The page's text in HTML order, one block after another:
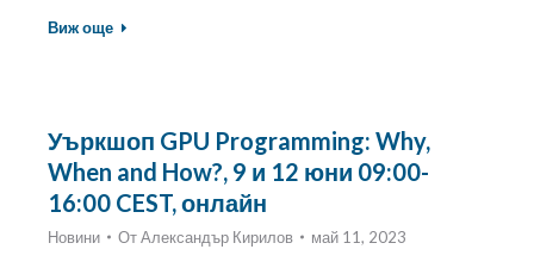
Виж още
Уъркшоп GPU Programming: Why,
When and How?, 9 и 12 юни 09:00-
16:00 CEST, онлайн
Новини ОтАлександър Кирилов май 11, 2023